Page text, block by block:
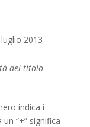
2013
del titolo
indica i
“+” significa